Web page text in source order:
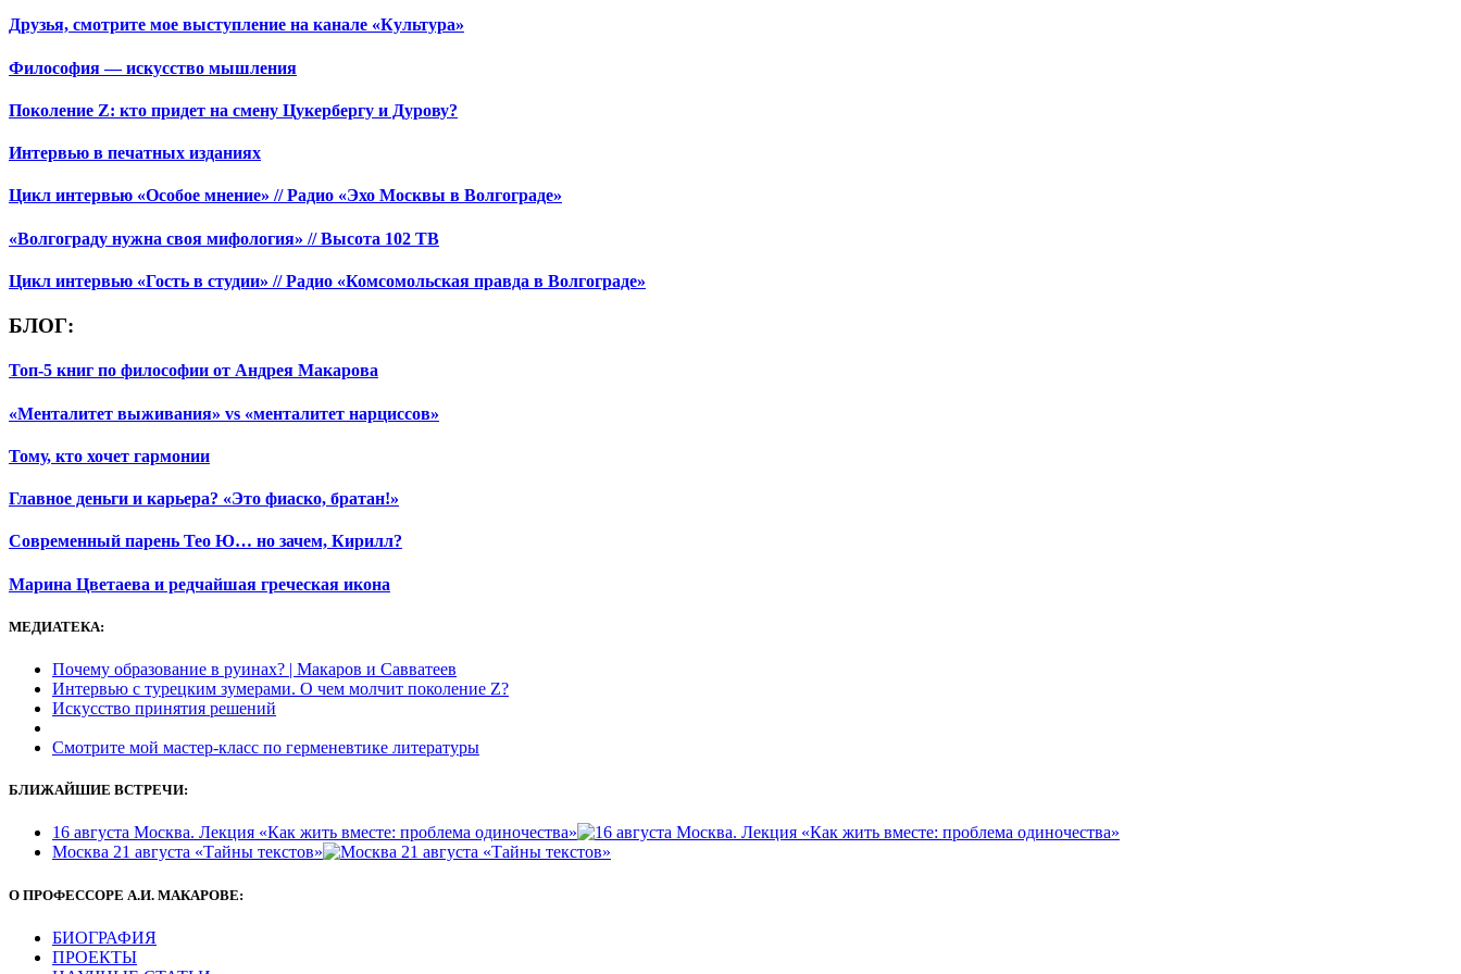
Друзья, смотрите мое выступление на канале «Культура»
Философия — искусство мышления
Поколение Z: кто придет на смену Цукербергу и Дурову?
Интервью в печатных изданиях
Цикл интервью «Особое мнение» // Радио «Эхо Москвы в Волгограде»
«Волгограду нужна своя мифология» // Высота 102 ТВ
Цикл интервью «Гость в студии» // Радио «Комсомольская правда в Волгограде»
БЛОГ:
Топ-5 книг по философии от Андрея Макарова
«Менталитет выживания» vs «менталитет нарциссов»
Тому, кто хочет гармонии
Главное деньги и карьера? «Это фиаско, братан!»
Современный парень Тео Ю… но зачем, Кирилл?
Марина Цветаева и редчайшая греческая икона
МЕДИАТЕКА:
Почему образование в руинах? | Макаров и Савватеев
Интервью с турецким зумерами. О чем молчит поколение Z?
Искусство принятия решений
Смотрите мой мастер-класс по герменевтике литературы
БЛИЖАЙШИЕ ВСТРЕЧИ:
16 августа Москва. Лекция «Как жить вместе: проблема одиночества»
Москва 21 августа «Тайны текстов»
О ПРОФЕССОРЕ А.И. МАКАРОВЕ:
БИОГРАФИЯ
ПРОЕКТЫ